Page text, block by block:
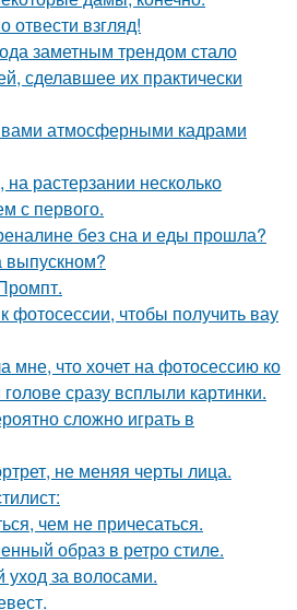
отвести взгляд!
заметным трендом стало
сделавшее их практически
вами атмосферными кадрами
растерзании несколько
с первого.
без сна и еды прошла?
выпускном?
фотосессии, чтобы получить вау
мне, что хочет на фотосессию ко
сразу всплыли картинки.
сложно играть в
не меняя черты лица.
чем не причесаться.
образ в ретро стиле.
уход за волосами.